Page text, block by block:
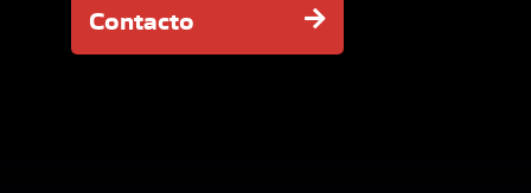
Contacto